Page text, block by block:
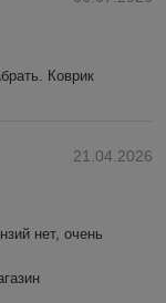
Коврик
21.04.2026
нет, очень